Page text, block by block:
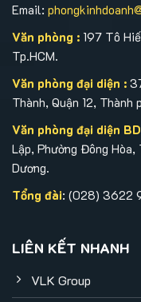
Email:
Văn phòng : 197 Tô
Tp.HCM.
Văn phòng đại diện :
Thành, Quận 12, Thành
Văn phòng đại diện
Lập, Phường Đông Hòa,
Dương.
Tổng đài: (028) 3622
LIÊN KẾT NHANH
VLK Group